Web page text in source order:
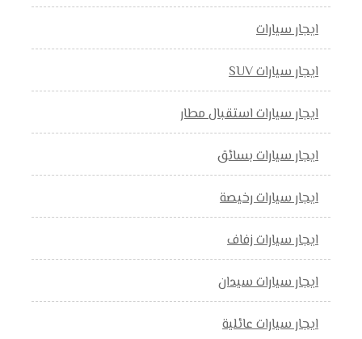
ايجار سيارات
ايجار سيارات SUV
ايجار سيارات استقبال مطار
ايجار سيارات بسائق
ايجار سيارات رخيصة
ايجار سيارات زفاف
ايجار سيارات سيدان
ايجار سيارات عائلية